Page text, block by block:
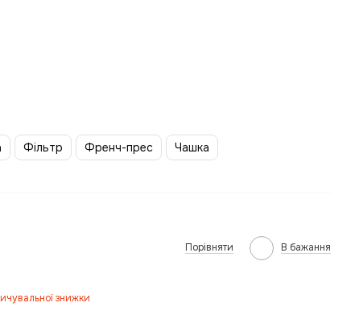
Фільтр Френч-прес Чашка
Порівняти В бажання
знижки